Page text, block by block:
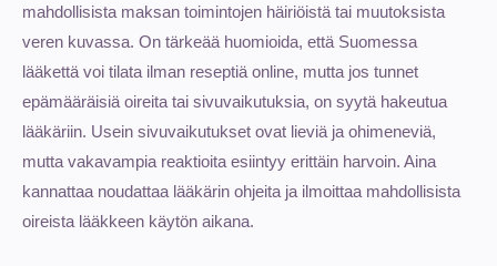
mahdollisista maksan toimintojen häiriöistä tai muutoksista
veren kuvassa. On tärkeää huomioida, että Suomessa
lääkettä voi tilata ilman reseptiä online, mutta jos tunnet
epämääräisiä oireita tai sivuvaikutuksia, on syytä hakeutua
lääkäriin. Usein sivuvaikutukset ovat lieviä ja ohimeneviä,
mutta vakavampia reaktioita esiintyy erittäin harvoin. Aina
kannattaa noudattaa lääkärin ohjeita ja ilmoittaa mahdollisista
oireista lääkkeen käytön aikana.